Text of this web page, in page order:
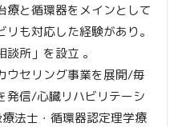
療と循環器をメインとして
も対応した経験があり。
談所」を設立 。
ウセリング事業を展開/毎
発信/心臓リハビリテーシ
法士・循環器認定理学療